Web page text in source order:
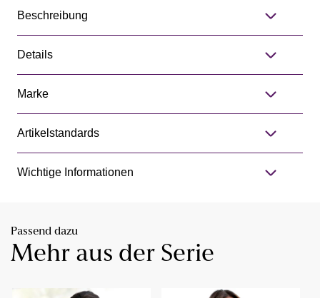
Beschreibung
Details
Marke
Artikelstandards
Wichtige Informationen
Passend dazu
Mehr aus der Serie